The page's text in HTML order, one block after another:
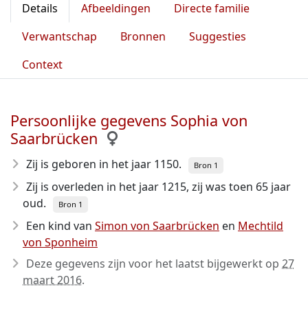
Details Afbeeldingen
Directe familie
Verwantschap
Bronnen
Suggesties
Context
Persoonlijke gegevens Sophia von
Saarbrücken
Zij is geboren in het jaar 1150. Bron 1
Zij is overleden in het jaar 1215, zij was toen 65 jaar
oud.
Bron 1
Een kind van Simon von Saarbrücken en Mechtild
von Sponheim
Deze gegevens zijn voor het laatst bijgewerkt op 27
maart 2016.